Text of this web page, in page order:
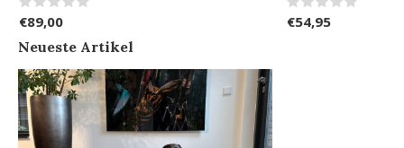
€89,00
€54,95
Neueste Artikel